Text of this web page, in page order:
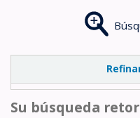
Su búsqueda